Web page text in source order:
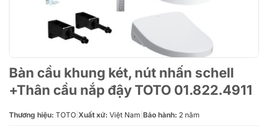
Bàn cầu khung két, nút nhấn schell
+Thân cầu nắp đậy TOTO 01.822.4911
Thương hiệu: TOTO Xuất xứ: Việt Nam Bảo hành: 2 năm